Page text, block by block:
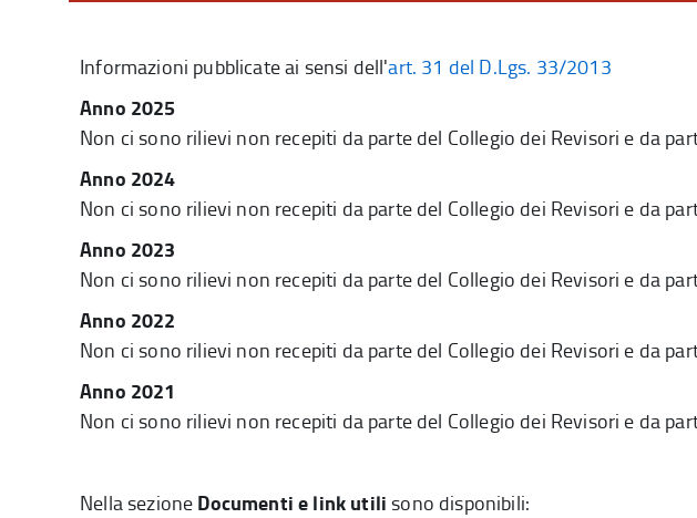
Informazioni pubblicate ai sensi dell'art. 31 del D.Lgs. 33/2013
Anno 2025
Non ci sono rilievi non recepiti da parte del Collegio dei Revisori e da
Anno 2024
Non ci sono rilievi non recepiti da parte del Collegio dei Revisori e da
Anno 2023
Non ci sono rilievi non recepiti da parte del Collegio dei Revisori e da
Anno 2022
Non ci sono rilievi non recepiti da parte del Collegio dei Revisori e da
Anno 2021
Non ci sono rilievi non recepiti da parte del Collegio dei Revisori e da
Nella sezione Documenti e link utili sono disponibili: